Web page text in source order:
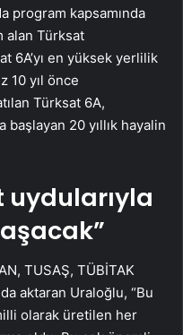
program kapsamında
alan Türksat
6A’yı en yüksek yerlilik
10 yıl önce
Türksat 6A,
başlayan 20 yıllık hayalin
uydularıyla
TUSAŞ, TÜBİTAK
da aktaran Uraloğlu, “Bu
olarak üretilen her